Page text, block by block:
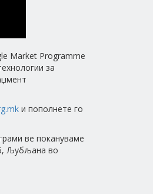
Market Programme
за
и пополнете го
ве покануваме
Љубљана во